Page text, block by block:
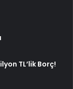
TL’lik Borç!